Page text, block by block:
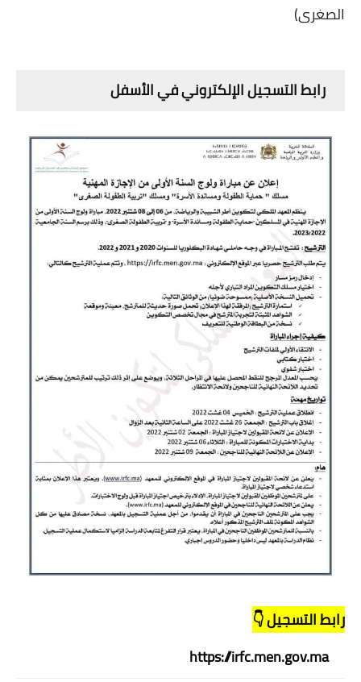
الصغرى)
رابط التسجيل 👇
https://irfc.men.gov.ma